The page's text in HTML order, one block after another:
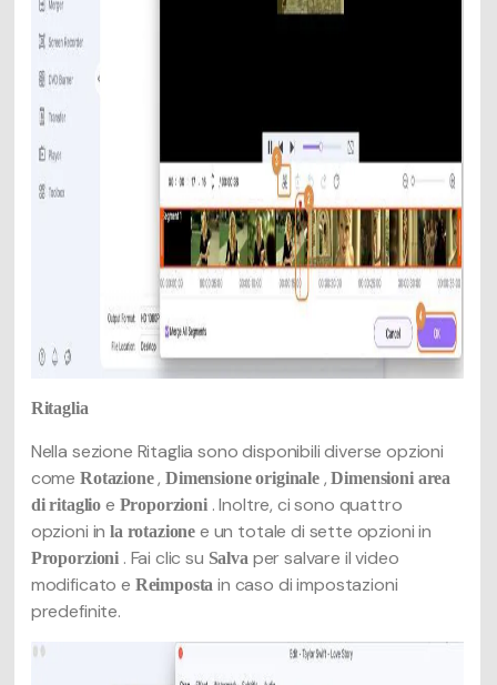
Ritaglia
Nella sezione Ritaglia sono disponibili diverse opzioni
come Rotazione ,Dimensione originale ,Dimensioni area
di ritaglio e Proporzioni . Inoltre, ci sono quattro
opzioni inla rotazione e un totale di sette opzioni in
Proporzioni . Fai clic su Salva per salvare il video
modificato e Reimpostain caso di impostazioni
predefinite.